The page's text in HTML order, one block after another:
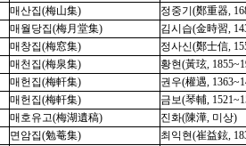
매산집(梅山集) 정중기(鄭重器,
매월당집(梅月堂集) 김시습(金時習,
매창집(梅窓集) 정사신(鄭士信,
매천집(梅泉集) 황현(黃玹,
매헌집(梅軒集) 권우(權遇,
매헌집(梅軒集) 금보(琴輔,
매호유고(梅湖遺稿) 진화(陳澕, 미상)
면암집(勉菴集) 최익현(崔益鉉,